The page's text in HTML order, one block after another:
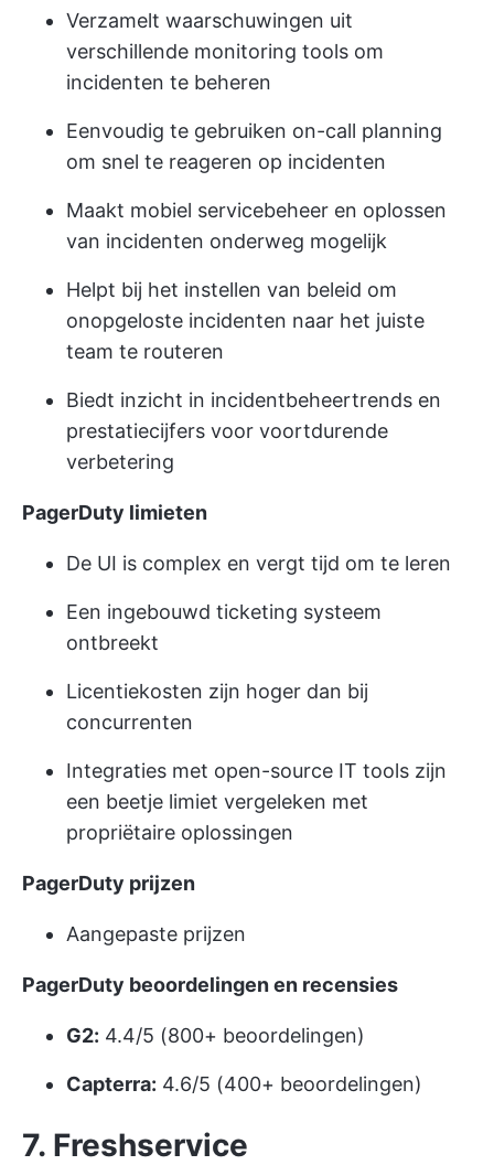
Verzamelt waarschuwingen uit
verschillende monitoring tools om
incidenten te beheren
Eenvoudig te gebruiken on-call planning
om snel te reageren op incidenten
Maakt mobiel servicebeheer en oplossen
van incidenten onderweg mogelijk
Helpt bij het instellen van beleid om
onopgeloste incidenten naar het juiste
team te routeren
Biedt inzicht in incidentbeheertrends en
prestatiecijfers voor voortdurende
verbetering
PagerDuty limieten
De UI is complex en vergt tijd om te leren
Een ingebouwd ticketing systeem
ontbreekt
Licentiekosten zijn hoger dan bij
concurrenten
Integraties met open-source IT tools zijn
een beetje limiet vergeleken met
propriëtaire oplossingen
PagerDuty prijzen
Aangepaste prijzen
PagerDuty beoordelingen en recensies
G2: 4.4/5 (800+ beoordelingen)
Capterra: 4.6/5 (400+ beoordelingen)
7. Freshservice